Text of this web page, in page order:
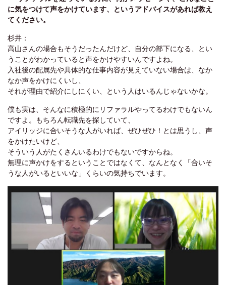
に気をつけて声をかけています、というアドバイスがあれば教え
てください。
杉井：
高山さんの場合もそうだったんだけど、自分の部下になる、とい
うことがわかっていると声をかけやすいんですよね。
入社後の配属先や具体的な仕事内容が見えていない場合は、なか
なか声をかけにくいし、
それが理由で紹介にしにくい、という人はいるんじゃないかな。
僕も実は、そんなに積極的にリファラルやってるわけでもないん
ですよ。もちろん転職先を探していて、
アイリッジに合いそうな人がいれば、ぜひぜひ！とは思うし、声
をかけたいけど、
そういう人がたくさんいるわけでもないですからね。
無理に声かけをするということではなくて、なんとなく「合いそ
うな人がいるといいな」くらいの気持ちでいます。